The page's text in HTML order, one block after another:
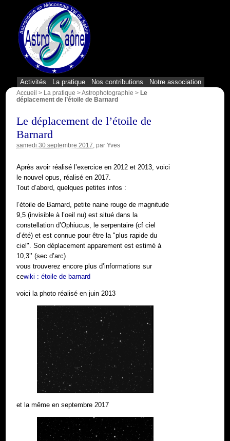
Activités La pratique Nos contributions Notre association
Accueil > La pratique >Astrophotographie > Le
déplacement de l’étoile de Barnard
Le déplacement de l’étoile de
Barnard
samedi 30 septembre 2017 , par Yves
Après avoir réalisé l’exercice en 2012 et 2013, voici
le nouvel opus, réalisé en 2017.
Tout d’abord, quelques petites infos :
l’étoile de Barnard, petite naine rouge de magnitude
9,5 (invisible à l’oeil nu) est situé dans la
constellation d’Ophiucus, le serpentaire (cf ciel
d’été) et est connue pour être la "plus rapide du
ciel". Son déplacement apparement est estimé à
10,3’’ (sec d’arc)
vous trouverez encore plus d’informations sur
cewiki : étoile de barnard
voici la photo réalisé en juin 2013
et la même en septembre 2017